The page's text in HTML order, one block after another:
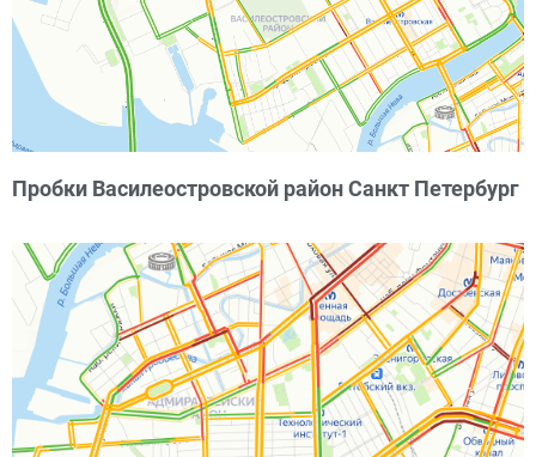
Пробки Василеостровской район Санкт Петербург